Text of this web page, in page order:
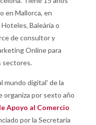
en Mallorca, en
Baleària o
de consultor y
Online para
sectores.
mundo digital' de la
organiza por sexto año
Apoyo al Comercio
por la Secretaria